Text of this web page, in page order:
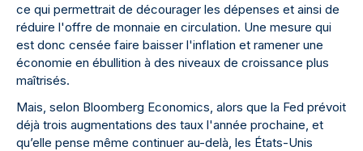
ce qui permettrait de décourager les dépenses et ainsi de
réduire l'offre de monnaie en circulation. Une mesure qui
est donc censée faire baisser l'inflation et ramener une
économie en ébullition à des niveaux de croissance plus
maîtrisés.
Mais, selon Bloomberg Economics, alors que la Fed prévoit
déjà trois augmentations des taux l'année prochaine, et
qu’elle pense même continuer au-delà, les États-Unis